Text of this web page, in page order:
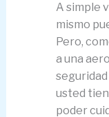
A simple
mismo
Pero,
a una
usted
poder